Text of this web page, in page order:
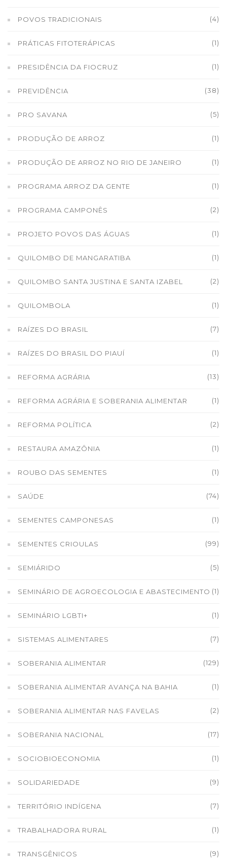
POVOS TRADICIONAIS (4)
PRÁTICAS FITOTERÁPICAS (1)
PRESIDÊNCIA DA FIOCRUZ (1)
PREVIDÊNCIA (38)
PRO SAVANA (5)
PRODUÇÃO DE ARROZ (1)
PRODUÇÃO DE ARROZ NO RIO DE JANEIRO (1)
PROGRAMA ARROZ DA GENTE (1)
PROGRAMA CAMPONÊS (2)
PROJETO POVOS DAS ÁGUAS (1)
QUILOMBO DE MANGARATIBA (1)
QUILOMBO SANTA JUSTINA E SANTA IZABEL (2)
QUILOMBOLA (1)
RAÍZES DO BRASIL (7)
RAÍZES DO BRASIL DO PIAUÍ (1)
REFORMA AGRÁRIA (13)
REFORMA AGRÁRIA E SOBERANIA ALIMENTAR (1)
REFORMA POLÍTICA (2)
RESTAURA AMAZÔNIA (1)
ROUBO DAS SEMENTES (1)
SAÚDE (74)
SEMENTES CAMPONESAS (1)
SEMENTES CRIOULAS (99)
SEMIÁRIDO (5)
SEMINÁRIO DE AGROECOLOGIA E ABASTECIMENTO (1)
SEMINÁRIO LGBTI+ (1)
SISTEMAS ALIMENTARES (7)
SOBERANIA ALIMENTAR (129)
SOBERANIA ALIMENTAR AVANÇA NA BAHIA (1)
SOBERANIA ALIMENTAR NAS FAVELAS (2)
SOBERANIA NACIONAL (17)
SOCIOBIOECONOMIA (1)
SOLIDARIEDADE (9)
TERRITÓRIO INDÍGENA (7)
TRABALHADORA RURAL (1)
TRANSGÊNICOS (9)